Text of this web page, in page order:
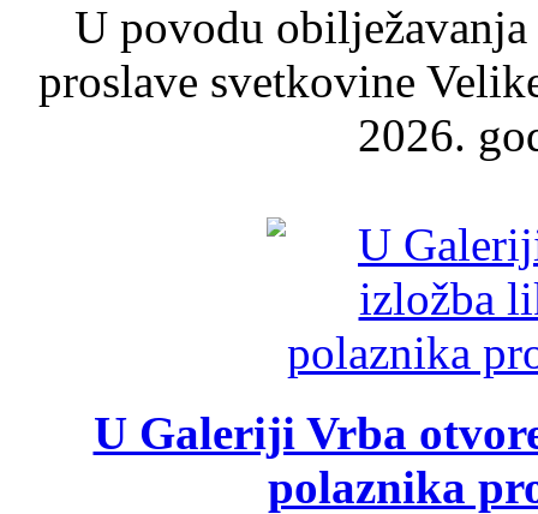
U povodu
proslave svetkovine
2026.
U Galeriji Vrba
polaznika